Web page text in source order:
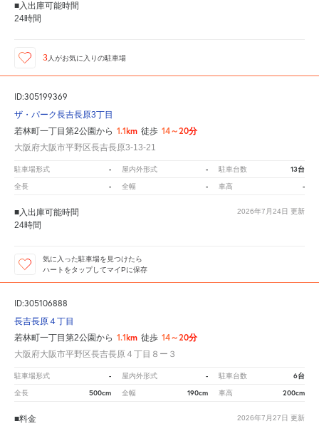
■入出庫可能時間
24時間
3人がお気に入りの駐車場
ID:305199369
ザ・パーク長吉長原3丁目
若林町一丁目第2公園から 1.1km 徒歩 14～20分
大阪府大阪市平野区長吉長原3-13-21
駐車場形式 - 屋内外形式 - 駐車台数 13台
全長 - 全幅 - 車高 -
2026年7月24日 更新
■入出庫可能時間
24時間
気に入った駐車場を見つけたら
ハートをタップしてマイPに保存
ID:305106888
長吉長原４丁目
若林町一丁目第2公園から 1.1km 徒歩 14～20分
大阪府大阪市平野区長吉長原４丁目８ー３
駐車場形式 - 屋内外形式 - 駐車台数 6台
全長 500cm 全幅 190cm 車高 200cm
2026年7月27日 更新
■料金